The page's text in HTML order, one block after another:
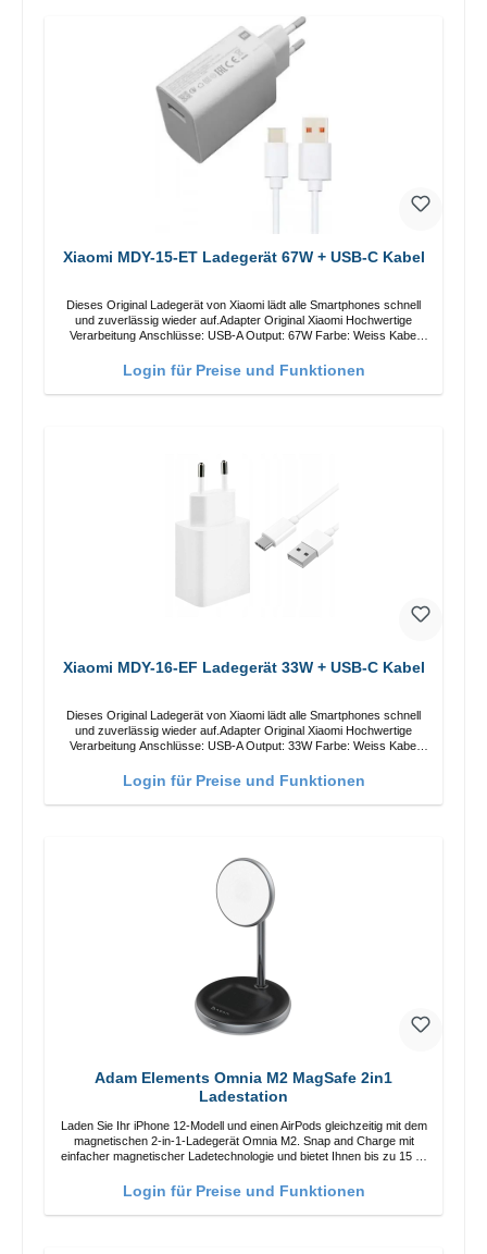
Xiaomi MDY-15-ET Ladegerät 67W + USB-C Kabel
Dieses Original Ladegerät von Xiaomi lädt alle Smartphones schnell
und zuverlässig wieder auf.Adapter Original Xiaomi Hochwertige
Verarbeitung Anschlüsse: USB-A Output: 67W Farbe: Weiss Kabel
Login für Preise und Funktionen
Xiaomi MDY-16-EF Ladegerät 33W + USB-C Kabel
Dieses Original Ladegerät von Xiaomi lädt alle Smartphones schnell
und zuverlässig wieder auf.Adapter Original Xiaomi Hochwertige
Verarbeitung Anschlüsse: USB-A Output: 33W Farbe: Weiss Kabel
Login für Preise und Funktionen
Adam Elements Omnia M2 MagSafe 2in1
Ladestation
Laden Sie Ihr iPhone 12-Modell und einen AirPods gleichzeitig mit dem
magnetischen 2-in-1-Ladegerät Omnia M2. Snap and Charge mit
einfacher magnetischer Ladetechnologie und bietet Ihnen bis zu 15 W
ermöglicht das Design mit einstellbarem Ladewinkel eine einfache
Anpassung der Ladeposition für das iPhone 12 für das beste Erlebnis.
Funktionen Kabellose Ladeleistung von bis zu 15 W für schnelles
Login für Preise und Funktionen